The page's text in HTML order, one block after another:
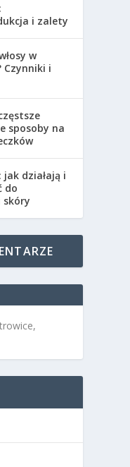
i zalety
w
Czynniki i
sposoby na
działają i
do
skóry